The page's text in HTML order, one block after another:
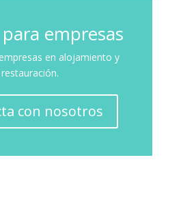
empresas
en alojamiento y
restauración.
con nosotros